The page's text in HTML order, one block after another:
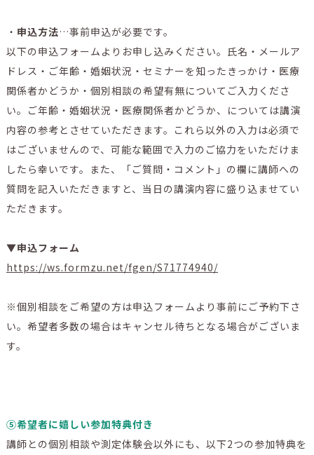
・ 申込方法…事前申込が必要です。
以下の申込フォームよりお申し込みください。氏名・メールア
ドレス・ご年齢・婚姻状況・セミナーを知ったきっかけ・医療
関係者かどうか・個別相談の希望有無についてご入力くださ
い。ご年齢・婚姻状況・医療関係者かどうか、については講演
内容の参考とさせていただきます。これら以外の入力は必須で
はございませんので、可能な範囲で入力のご協力をいただけま
したら幸いです。また、「ご質問・コメント」の欄に講師への
質問を記入いただきますと、当日の講演内容に盛り込ませてい
ただきます。
▼申込フォーム
https://ws.formzu.net/fgen/S71774940/
※個別相談をご希望の方は申込フォームより事前にご予約下さ
い。希望者多数の場合はキャンセル待ちとなる場合がございま
す。
➄希望者に嬉しい参加特典付き
講師との個別相談や測定体験会以外にも、以下2つの参加特典を